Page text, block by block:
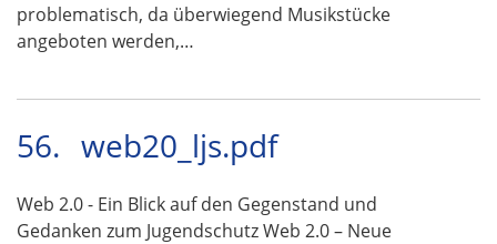
problematisch, da überwiegend Musikstücke
angeboten werden,…
56. web20_ljs.pdf
Web 2.0 - Ein Blick auf den Gegenstand und
Gedanken zum Jugendschutz Web 2.0 – Neue